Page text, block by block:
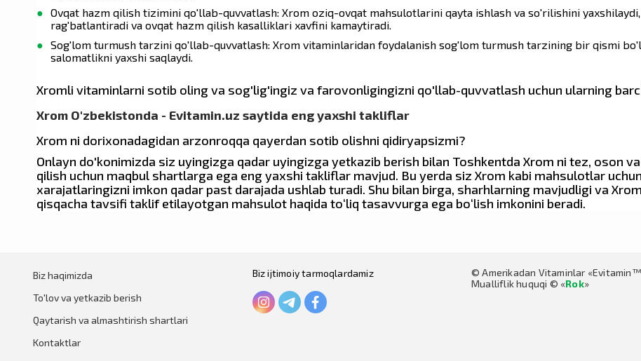
Usp Labs
COLLA GEN
Tums
Culturelle
Ovqat hazm qilish tizimini qo'llab-quvvatlash: Xrom oziq-ovqat mahsulotlarini qayta ishlash va so'rilishini
rag'batlantiradi va ovqat hazm qilish kasalliklari xavfini kamaytiradi.
Sog'lom turmush tarzini qo'llab-quvvatlash: Xrom vitaminlaridan foydalanish sog'lom turmush tarzining bir qismi
salomatlikni yaxshi saqlaydi.
Xromli vitaminlarni sotib oling va sog'lig'ingiz va farovonligingizni qo'llab-quvvatlash uchun ularning
Xrom O'zbekistonda - Evitamin.uz saytida eng yaxshi takliflar
Xrom ni dorixonadagidan arzonroqqa qayerdan sotib olishni qidiryapsizmi?
Onlayn do'konimizda siz uyingizga qadar uyingizga yetkazib berish bilan Toshkentda Xrom ni tez, oson
qilish uchun maqbul shartlarga ega eng yaxshi takliflar mavjud. Bu yerda siz Xrom kabi mahsulotlar
xarajatlaringizni imkon qadar past darajada ushlab turadi. Shu bilan birga, sharhlarning mavjudligi va
qisqacha tavsifi taklif etilayotgan mahsulot haqida to‘liq tasavvurga ega bo‘lish imkonini beradi.
Biz haqimizda
To'lov va yetkazib berish
Qaytarish va almashtirish shartlari
Kontaktlar
Biz ijtimoiy tarmoqlardamiz
© Amerikadan Vitaminlar
Mualliflik huquqi © «Rok»